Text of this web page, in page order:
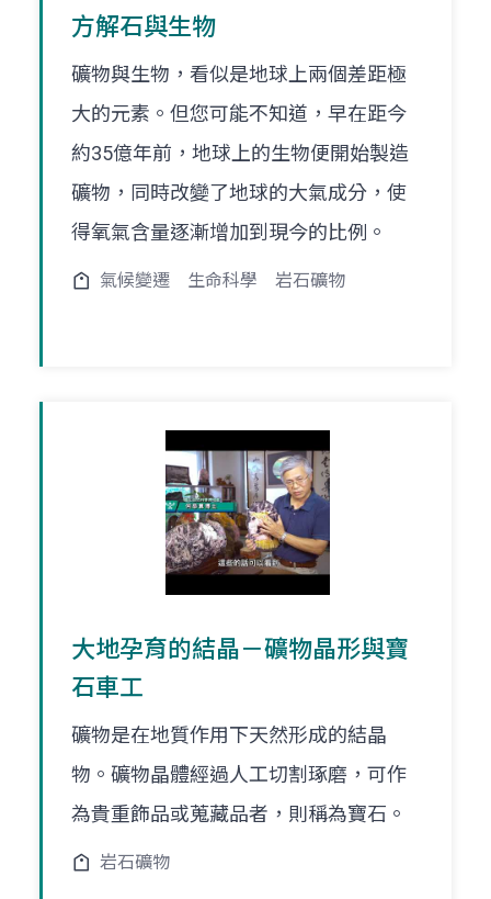
方解石與生物
礦物與生物，看似是地球上兩個差距極
大的元素。但您可能不知道，早在距今
約35億年前，地球上的生物便開始製造
礦物，同時改變了地球的大氣成分，使
得氧氣含量逐漸增加到現今的比例。
氣候變遷 生命科學 岩石礦物
大地孕育的結晶－礦物晶形與寶
石車工
礦物是在地質作用下天然形成的結晶
物。礦物晶體經過人工切割琢磨，可作
為貴重飾品或蒐藏品者，則稱為寶石。
岩石礦物